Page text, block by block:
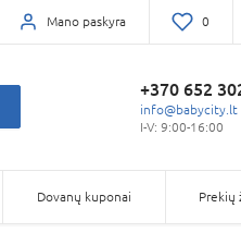
Mano paskyra 0
+370 652
info@babycity.lt
I-V: 9:00-16:00
Dovanų kuponai Prekių